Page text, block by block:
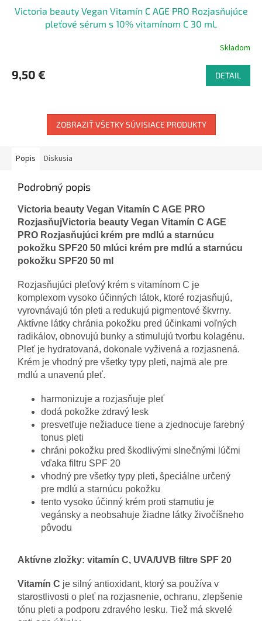
Victoria beauty Vegan Vitamín C AGE PRO Rozjasňujúce
pleťové sérum s 10% vitamínom C 30 mL
Skladom
9,50 € DETAIL
ZOBRAZIŤ VŠETKY SÚVISIACE PRODUKTY
Popis Diskusia
Podrobný popis
Victoria beauty Vegan Vitamín C AGE PRO
RozjasňujVictoria beauty Vegan Vitamín C AGE
PRO Rozjasňujúci krém pre mdlú a starnúcu
pokožku SPF20 50 mlúci krém pre mdlú a starnúcu
pokožku SPF20 50 ml
Rozjasňujúci pleťový krém s vitamínom C je
komplexom vysoko účinných látok, ktoré rozjasňujú,
vyrovnávajú tón pleti a redukujú pigmentové škvrny.
Aktívne látky chránia pokožku pred účinkami voľných
radikálov, obnovujú bunky a stimulujú tvorbu kolagénu.
Pleť je hydratovaná, dokonale vyživená a rozjasnená.
Krém je vhodný pre všetky typy pleti, najmä ale pre
mdlú a unavenú pleť.
harmonizuje a rozjasňuje pleť
dodá pokožke zdravý lesk
presvetľuje nežiaduce tiene a zjednocuje farebný
tonus pleti
chráni pokožku pred škodlivými slnečnými lúčmi
vďaka filtru SPF 20
vhodný pre všetky typy pleti, špeciálne určený
pre mdlú a starnúcu pokožku
tento vysoko účinný krém proti starnutiu je
vegánsky a neobsahuje žiadne látky živočíšneho
pôvodu
Aktívne zložky: vitamín C, UVA/UVB filtre SPF 20
Vitamín C je silný antioxidant, ktorý sa používa v
starostlivosti o pleť na rozjasnenie, ochranu, zlepšenie
tónu pleti a podporu zdravého lesku. Tiež má skvelé